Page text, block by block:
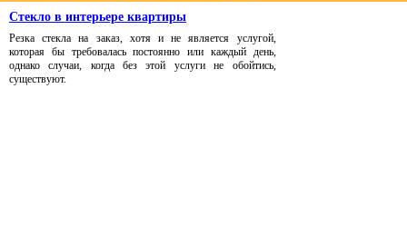
Стекло в интерьере квартиры
Резка стекла на заказ, хотя и не является услугой,
которая бы требовалась постоянно или каждый день,
однако случаи, когда без этой услуги не обойтись,
существуют.